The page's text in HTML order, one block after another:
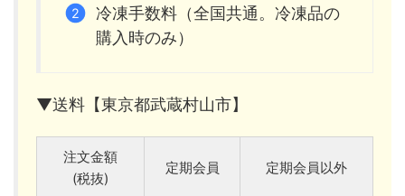
冷凍手数料（全国共通。冷凍品の
購入時のみ）
▼送料【東京都武蔵村山市】
注文金額
(税抜)
定期会員 定期会員以外